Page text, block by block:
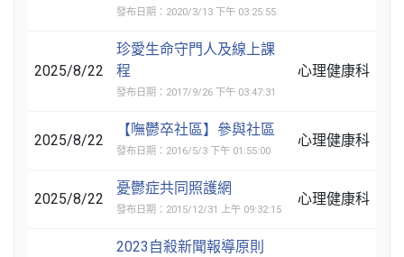
發布日期：2020/3/13 下午 03:25:55
2025/8/22
珍愛生命守門人及線上課
程
發布日期：2017/9/26 下午 03:47:31
心理健康科
2025/8/22
【嘸鬱卒社區】參與社區
發布日期：2016/5/3 下午 01:55:00
心理健康科
2025/8/22
憂鬱症共同照護網
發布日期：2015/12/31 上午 09:32:15
心理健康科
2023自殺新聞報導原則